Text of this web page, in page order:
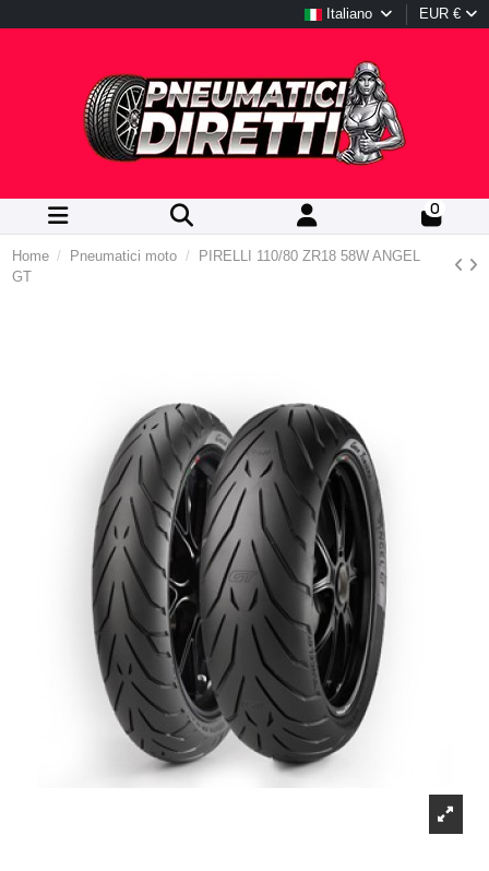
Italiano EUR €
0
Home Pneumatici moto
PIRELLI 110/80 ZR18 58W ANGEL
GT